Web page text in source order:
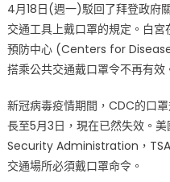
4月18日(週一)駁回了拜登政府
交通工具上戴口罩的規定。白
預防中心 (Centers for
搭乘公共交通戴口罩令不再有效
新冠病毒疫情期間，CDC的口
長至5月3日，現在已然失效。
Security Administration，
交通場所必須戴口罩命令。